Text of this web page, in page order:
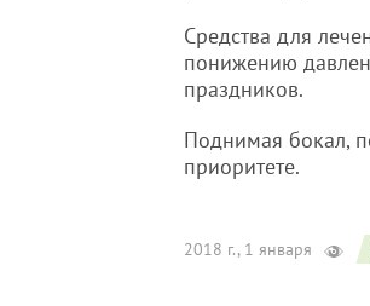
Средства для
понижению
праздников.
Поднимая бокал,
приоритете.
2018 г., 1 января